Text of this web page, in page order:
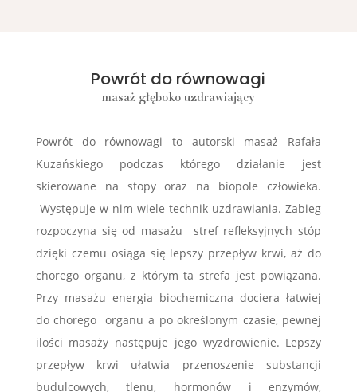
Powrót do równowagi
masaż głęboko uzdrawiający
Powrót do równowagi to autorski masaż Rafała
Kuzańskiego podczas którego działanie jest
skierowane na stopy oraz na biopole człowieka.
Występuje w nim wiele technik uzdrawiania. Zabieg
rozpoczyna się od masażu stref refleksyjnych stóp
dzięki czemu osiąga się lepszy przepływ krwi, aż do
chorego organu, z którym ta strefa jest powiązana.
Przy masażu energia biochemiczna dociera łatwiej
do chorego organu a po określonym czasie, pewnej
ilości masaży następuje jego wyzdrowienie. Lepszy
przepływ krwi ułatwia przenoszenie substancji
budulcowych, tlenu, hormonów i enzymów,